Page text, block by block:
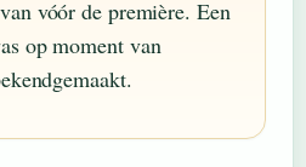
vóór de première. Een
op moment van